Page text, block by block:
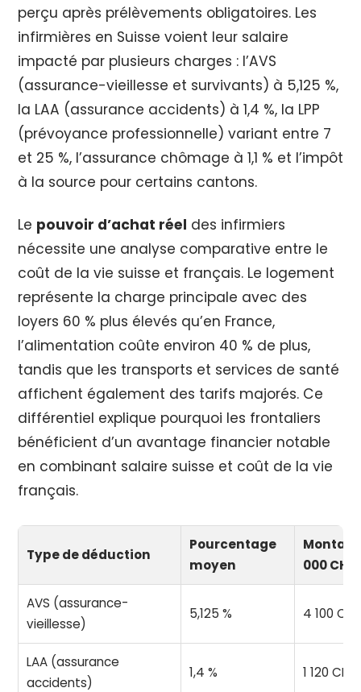
perçu après prélèvements obligatoires. Les
infirmières en Suisse voient leur salaire
impacté par plusieurs charges : l’AVS
(assurance-vieillesse et survivants) à 5,125 %,
la LAA (assurance accidents) à 1,4 %, la LPP
(prévoyance professionnelle) variant entre 7
et 25 %, l’assurance chômage à 1,1 % et l’impôt
à la source pour certains cantons.
Le pouvoir d’achat réel des infirmiers
nécessite une analyse comparative entre le
coût de la vie suisse et français. Le logement
représente la charge principale avec des
loyers 60 % plus élevés qu’en France,
l’alimentation coûte environ 40 % de plus,
tandis que les transports et services de santé
affichent également des tarifs majorés. Ce
différentiel explique pourquoi les frontaliers
bénéficient d’un avantage financier notable
en combinant salaire suisse et coût de la vie
français.
Type de déduction
Pourcentage
moyen
000 CHF)
AVS (assurance-
vieillesse)
5,125 % 4 100 CHF
LAA (assurance
accidents)
1,4 % 1 120 CHF